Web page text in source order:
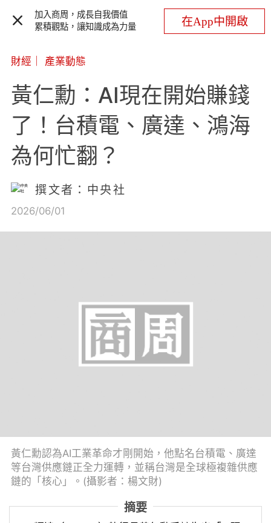
加入商周，成長自我價值
累積觀點，讓知識成為力量
在App中開啟
財經 產業動態
黃仁勳：AI現在開始賺錢
了！台積電、廣達、鴻海
為何忙翻？
撰文者：中央社
2026/06/01
黃仁勳認為AI工業革命才剛開始，他點名台積電、廣達
等台灣供應鏈正全力運轉，並稱台灣是全球極複雜供應
鏈的「核心」。(攝影者：楊文財)
摘要